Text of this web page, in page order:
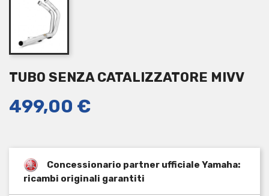
TUBO SENZA CATALIZZATORE MIVV
499,00 €
Concessionario partner ufficiale Yamaha:
ricambi originali garantiti